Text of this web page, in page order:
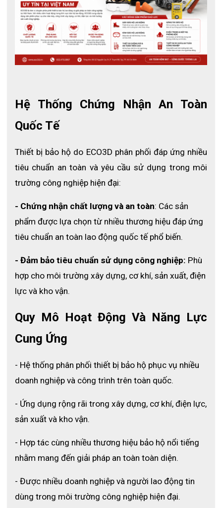
Dương N30
- Thương hiệu: Thùy Dương
- Xuất xứ: Việt nam
- Màu sắc: đa dạng (tùy lô sản xuất)
- Quai mũ: vải bạt, có khóa điều chỉnh
- Thiết kế: mũ có gờ đỉnh chống va đập
- Tiêu chuẩn: TCVN 6407:1998, ISO 9001:2008
Thông số mũ bảo hộ Thùy Dương N30
3. Ưu điểm nổi bật của mũ bảo hộ Thùy
Dương N30
3.1 Đạt tiêu chuẩn an toàn lao động
TCVN 6407:1998 và sản xuất trên hệ thống quản lý
Hệ Thống Chứng Nhận An Toàn
Quốc Tế
Thiết bị bảo hộ do ECO3D phân phối đáp ứng nhiều
tiêu chuẩn an toàn và yêu cầu sử dụng trong môi
trường công nghiệp hiện đại:
- Chứng nhận chất lượng và an toàn: Các sản
phẩm được lựa chọn từ nhiều thương hiệu đáp ứng
tiêu chuẩn an toàn lao động quốc tế phổ biến.
- Đảm bảo tiêu chuẩn sử dụng công nghiệp: Phù
hợp cho môi trường xây dựng, cơ khí, sản xuất, điện
lực và kho vận.
Quy Mô Hoạt Động Và Năng Lực
Cung Ứng
- Hệ thống phân phối thiết bị bảo hộ phục vụ nhiều
doanh nghiệp và công trình trên toàn quốc.
- Ứng dụng rộng rãi trong xây dựng, cơ khí, điện lực,
sản xuất và kho vận.
- Hợp tác cùng nhiều thương hiệu bảo hộ nổi tiếng
nhằm mang đến giải pháp an toàn toàn diện.
- Được nhiều doanh nghiệp và người lao động tin
dùng trong môi trường công nghiệp hiện đại.